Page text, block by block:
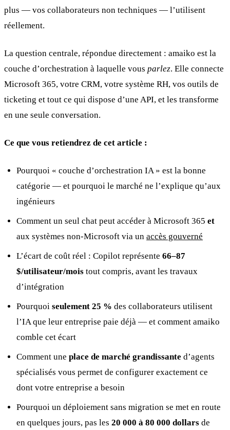
plus — vos collaborateurs non techniques — l’utilisent
réellement.
La question centrale, répondue directement : amaiko est la
couche d’orchestration à laquelle vous parlez. Elle connecte
Microsoft 365, votre CRM, votre système RH, vos outils de
ticketing et tout ce qui dispose d’une API, et les transforme
en une seule conversation.
Ce que vous retiendrez de cet article :
Pourquoi « couche d’orchestration IA » est la bonne
catégorie — et pourquoi le marché ne l’explique qu’aux
ingénieurs
Comment un seul chat peut accéder à Microsoft 365 et
aux systèmes non-Microsoft via un accès gouverné
L’écart de coût réel : Copilot représente 66–87
$/utilisateur/mois tout compris, avant les travaux
d’intégration
Pourquoi seulement 25 % des collaborateurs utilisent
l’IA que leur entreprise paie déjà — et comment amaiko
comble cet écart
Comment une place de marché grandissante d’agents
spécialisés vous permet de configurer exactement ce
dont votre entreprise a besoin
Pourquoi un déploiement sans migration se met en route
en quelques jours, pas les 20 000 à 80 000 dollars de